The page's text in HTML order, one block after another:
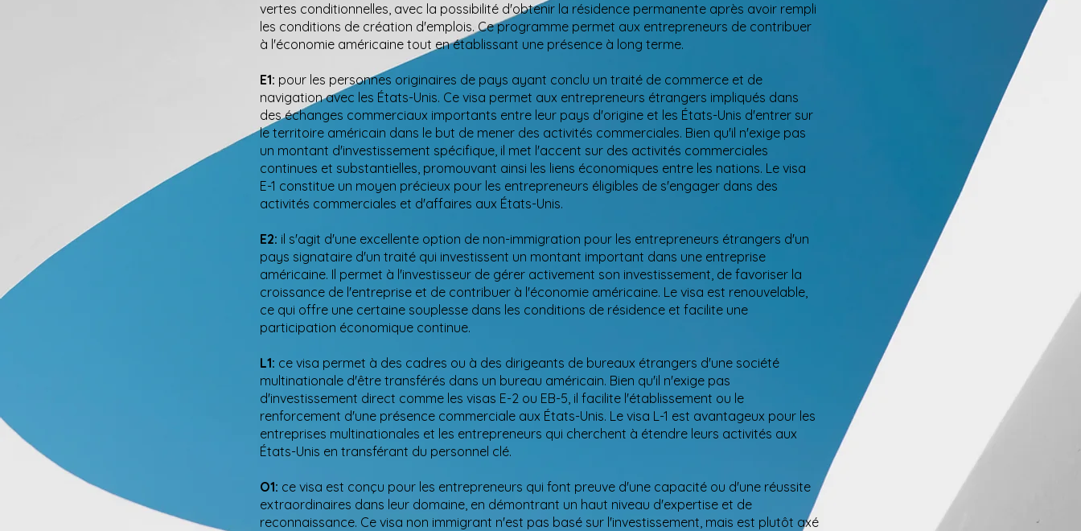
vertes conditionnelles, avec la possibilité d'obtenir la résidence permanente après avoir rempli
les conditions de création d'emplois. Ce programme permet aux entrepreneurs de contribuer
à l'économie américaine tout en établissant une présence à long terme.
E1: pour les personnes originaires de pays ayant conclu un traité de commerce et de
navigation avec les États-Unis. Ce visa permet aux entrepreneurs étrangers impliqués dans
des échanges commerciaux importants entre leur pays d'origine et les États-Unis d'entrer sur
le territoire américain dans le but de mener des activités commerciales. Bien qu'il n'exige pas
un montant d'investissement spécifique, il met l'accent sur des activités commerciales
continues et substantielles, promouvant ainsi les liens économiques entre les nations. Le visa
E-1 constitue un moyen précieux pour les entrepreneurs éligibles de s'engager dans des
activités commerciales et d'affaires aux États-Unis.
E2: il s'agit d'une excellente option de non-immigration pour les entrepreneurs étrangers d'un
pays signataire d'un traité qui investissent un montant important dans une entreprise
américaine. Il permet à l'investisseur de gérer activement son investissement, de favoriser la
croissance de l'entreprise et de contribuer à l'économie américaine. Le visa est renouvelable,
ce qui offre une certaine souplesse dans les conditions de résidence et facilite une
participation économique continue.
L1: ce visa permet à des cadres ou à des dirigeants de bureaux étrangers d'une société
multinationale d'être transférés dans un bureau américain. Bien qu'il n'exige pas
d'investissement direct comme les visas E-2 ou EB-5, il facilite l'établissement ou le
renforcement d'une présence commerciale aux États-Unis. Le visa L-1 est avantageux pour les
entreprises multinationales et les entrepreneurs qui cherchent à étendre leurs activités aux
États-Unis en transférant du personnel clé.
O1: ce visa est conçu pour les entrepreneurs qui font preuve d'une capacité ou d'une réussite
extraordinaires dans leur domaine, en démontrant un haut niveau d'expertise et de
reconnaissance. Ce visa non immigrant n'est pas basé sur l'investissement, mais est plutôt axé